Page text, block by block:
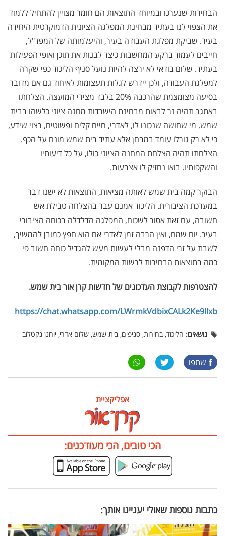
הבחירות שנערכו ובמיוחד התוצאות הם חומר מצויין להתחיל ללמוד
את הצפוי לנו בעתיד מבחינת המפלגה הציונית הדמוקרטית היחידה
בעיר. שביקת מפלגת העבודה בעיר, והיעלמותה של המפד"ל,
חייבים לעמוד ברקע המחשבות כיצד לבנות את תוכן ואופי הפעילות
בעתיד. שלום בודאי לא ירצה להיות נועל סניף הליכוד כפי שקרה
למפלגת העבודה, ולכן יידרש לגלות תעצומות לאיחוד גם אם מדובר
בסיעה מצומצמת שהרכבה 20% בלבד מצירי המועצה. הצלחתו
באתגר תהיה נר לבאות מבחינת הישרדות מחנה ציוני כלשהו בבית
שמש. מי שחושה שנכונו לו, לאדרי, חיים קלים ופשוטים, רצוי שידע,
כי לא רק גורלו עומד במבחן אלא עתיד בית שמש מונח על הכף.
הצלחתו תהיה הצלחת המחנה הציוני כולו, על כל דיעותיו
והשקפותיו. בואו נחזיק לו אצבעות.
הבוקר קמה בית שמש לאותה מציאות, התוצאות לא ישנו דבר
במערכת הציבורית. הליכוד אמנם עבר בהצלחה טבילת אש
חשובה, עם זאת אסור לשכוח, המפלגה הדלדלה בכוחה הציבורי
בעיר. יום שמח, ואין הרבה זמן לאדרי אם הוא חפץ כמובן להמשיך,
לשבת על זרי הדפנה מבלי לעשות מעש להגדיל כוחה חשוב פי
כמה בתוצאות הבחירות לרשות המקומית.
להצטרפות לקבוצת העדכונים של חדשות קרן אור בית שמש.
https://chat.whatsapp.com/LWrmkVdbixCALk2Ke9Ilxb
נושאים: הליכוד, בחירות, סניפים, בית שמש, שלום אדרי, יוחנן נקטלוב
שתפו
אפליקציית
הכי טובים, הכי מעודכנים:
כתבות נוספות שאולי יעניינו אותך: